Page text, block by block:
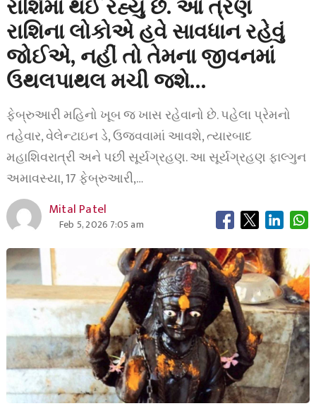
રાશિમાં થઈ રહ્યું છે. આ ત્રણ
રાશિના લોકોએ હવે સાવધાન રહેવું
જોઈએ, નહીં તો તેમના જીવનમાં
ઉથલપાથલ મચી જશે…
ફેબ્રુઆરી મહિનો ખૂબ જ ખાસ રહેવાનો છે. પહેલા પ્રેમનો
તહેવાર, વેલેન્ટાઇન ડે, ઉજવવામાં આવશે, ત્યારબાદ
મહાશિવરાત્રી અને પછી સૂર્યગ્રહણ. આ સૂર્યગ્રહણ ફાલ્ગુન
અમાવસ્યા, 17 ફેબ્રુઆરી,…
Mital Patel
Feb 5, 2026 7:05 am